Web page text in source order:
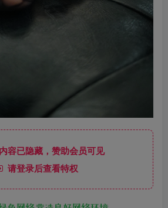
容已隐藏，赞助会员可见
请登录后查看特权